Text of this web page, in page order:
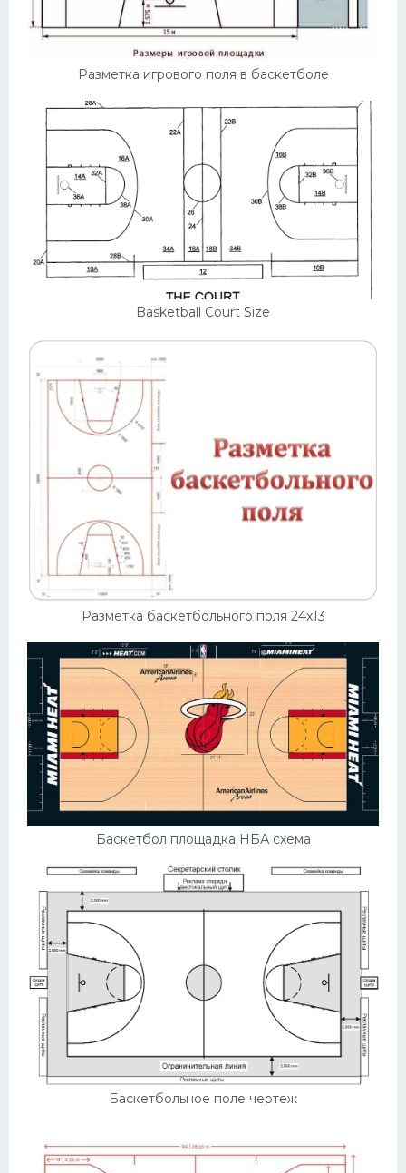
Разметка игрового поля в баскетболе
Basketball Court Size
Разметка баскетбольного поля 24х13
Баскетбол площадка НБА схема
Баскетбольное поле чертеж